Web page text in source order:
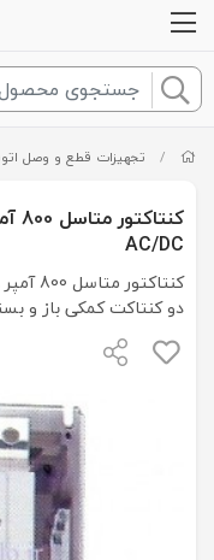
/ تجهیزات قطع و وصل
AC/DC
دو کنتاکت کمکی باز و